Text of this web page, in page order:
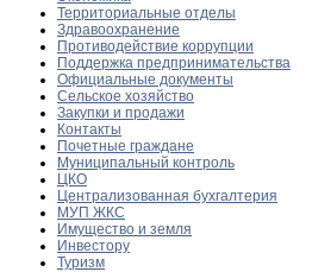
Территориальные отделы
Здравоохранение
Противодействие коррупции
Поддержка предпринимательства
Официальные документы
Сельское хозяйство
Закупки и продажи
Контакты
Почетные граждане
Муниципальный контроль
ЦКО
Централизованная бухгалтерия
МУП ЖКС
Имущество и земля
Инвестору
Туризм